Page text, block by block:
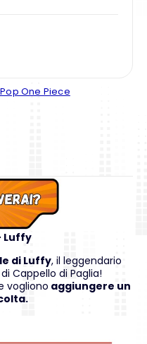
One Piece
Luffy
di Luffy, il leggendario
Cappello di Paglia!
vogliono aggiungere un